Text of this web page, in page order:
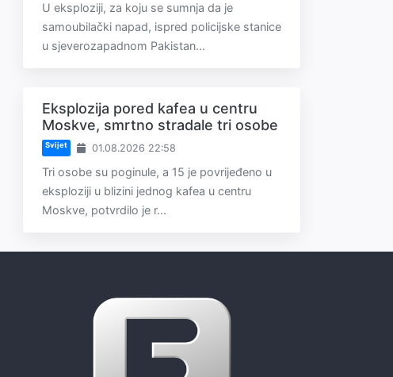
U eksploziji, za koju se sumnja da je
samoubilački napad, ispred policijske stanice
u sjeverozapadnom Pakistan...
Eksplozija pored kafea u centru
Moskve, smrtno stradale tri osobe
Svijet 01.08.2026 22:58
Tri osobe su poginule, a 15 je povrijeđeno u
eksploziji u blizini jednog kafea u centru
Moskve, potvrdilo je r...